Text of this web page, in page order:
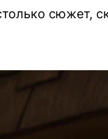
сюжет,